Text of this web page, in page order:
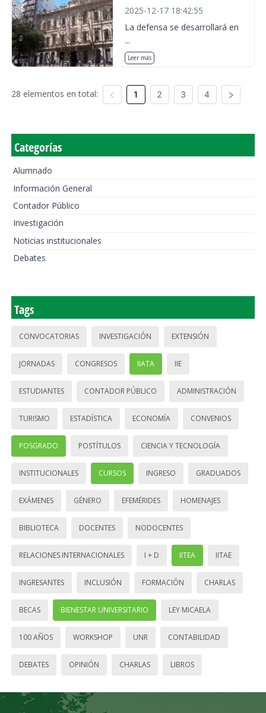
2025-12-17 18:42:55
La defensa se desarrollará en
...
Leer más
28 elementos en total: 1 2 3 4
Categorías
Alumnado
Información General
Contador Público
Investigación
Noticias institucionales
Debates
Tags
CONVOCATORIAS INVESTIGACIÓN EXTENSIÓN
JORNADAS CONGRESOS IIATA IIE
ESTUDIANTES CONTADOR PÚBLICO ADMINISTRACIÓN
TURISMO ESTADÍSTICA ECONOMÍA CONVENIOS
POSGRADO POSTÍTULOS CIENCIA Y TECNOLOGÍA
INSTITUCIONALES CURSOS INGRESO GRADUADOS
EXÁMENES GÉNERO EFEMÉRIDES HOMENAJES
BIBLIOTECA DOCENTES NODOCENTES
RELACIONES INTERNACIONALES I + D IITEA IITAE
INGRESANTES INCLUSIÓN FORMACIÓN CHARLAS
BECAS BIENESTAR UNIVERSITARIO LEY MICAELA
100 AÑOS WORKSHOP UNR CONTABILIDAD
DEBATES OPINIÓN CHARLAS LIBROS